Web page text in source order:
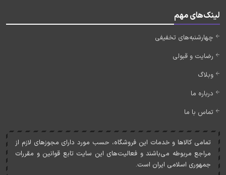
لینک‌های مهم
چهارشنبه‌های تخفیفی
رضایت و قبولی
وبلاگ
درباره ما
تماس با ما
تمامی کالاها و خدمات اين فروشگاه، حسب مورد دارای مجوزهای لازم از
مراجع مربوطه می‌باشند و فعاليت‌های اين سايت تابع قوانين و مقررات
جمهوری اسلامی ايران است.